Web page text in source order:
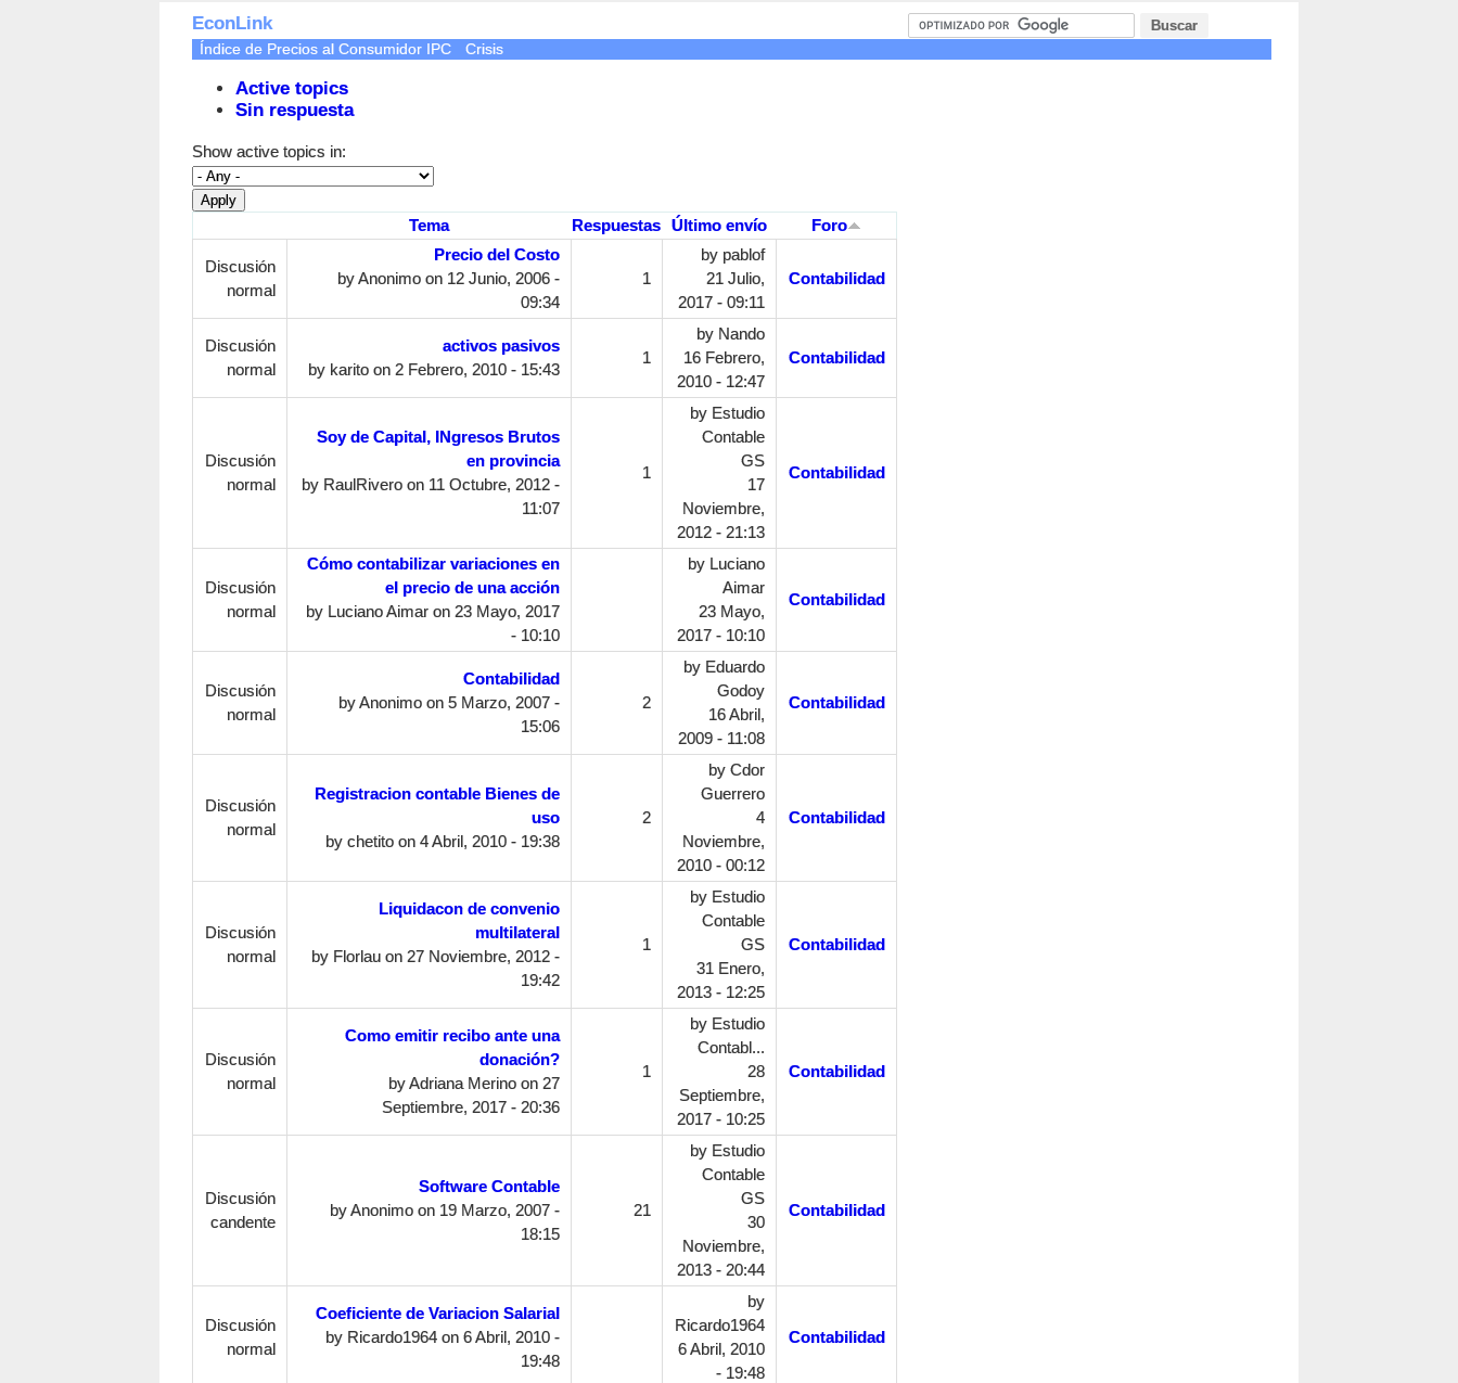
EconLink
Active topics
Sin respuesta
Índice de Precios al Consumidor IPC Crisis
Show active topics in:
Tema Respuestas Último envío Foro
Discusión
normal
Precio del Costo
byAnonimoon 12 Junio, 2006 -
09:34
1
by pablof
21 Julio,
2017 - 09:11
Contabilidad
Discusión
normal
activos pasivos
by karitoon 2 Febrero, 2010 - 15:43
1
by Nando
16 Febrero,
2010 - 12:47
Contabilidad
Discusión
normal
Soy de Capital, INgresos Brutos
en provincia
by RaulRiveroon 11 Octubre, 2012 -
11:07
1
by Estudio
Contable
GS
17
Noviembre,
2012 - 21:13
Contabilidad
Discusión
normal
Cómo contabilizar variaciones en
el precio de una acción
by Luciano Aimaron 23 Mayo, 2017
- 10:10
by Luciano
Aimar
23 Mayo,
2017 - 10:10
Contabilidad
Discusión
normal
Contabilidad
byAnonimoon 5 Marzo, 2007 -
15:06
2
by Eduardo
Godoy
16 Abril,
2009 - 11:08
Contabilidad
Discusión
normal
Registracion contable Bienes de
uso
by chetitoon 4 Abril, 2010 - 19:38
2
by Cdor
Guerrero
4
Noviembre,
2010 - 00:12
Contabilidad
Discusión
normal
Liquidacon de convenio
multilateral
by Florlauon 27 Noviembre, 2012 -
19:42
1
by Estudio
Contable
GS
31 Enero,
2013 - 12:25
Contabilidad
Discusión
normal
Como emitir recibo ante una
donación?
byAdriana Merinoon 27
Septiembre, 2017 - 20:36
1
by Estudio
Contabl...
28
Septiembre,
2017 - 10:25
Contabilidad
Discusión
candente
Software Contable
byAnonimoon 19 Marzo, 2007 -
18:15
21
by Estudio
Contable
GS
30
Noviembre,
2013 - 20:44
Contabilidad
Discusión
normal
Coeficiente de Variacion Salarial
by Ricardo1964on 6 Abril, 2010 -
19:48
by
Ricardo1964
6 Abril, 2010
- 19:48
Contabilidad